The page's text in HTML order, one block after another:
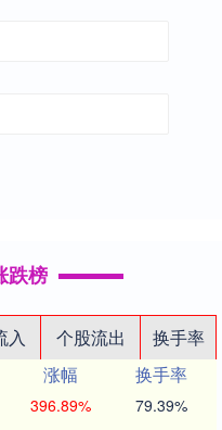
跌榜
入 个股流出
换手率
涨幅
换手率
396.89% 79.39%